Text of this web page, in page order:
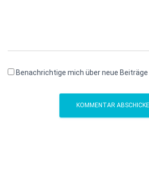
Benachrichtige mich über neue Beiträge